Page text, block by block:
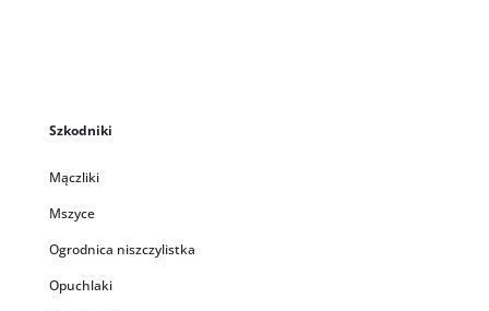
Szkodniki
Mączliki
Mszyce
Ogrodnica niszczylistka
Opuchlaki